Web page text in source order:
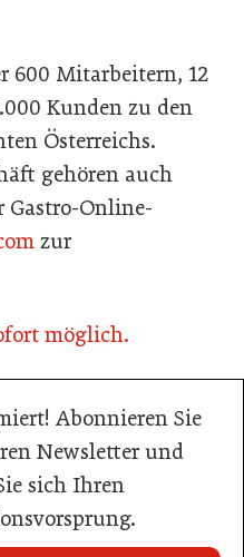
600 Mitarbeitern, 12
Kunden zu den
Österreichs.
gehören auch
Gastro-Online-
zur
möglich.
Abonnieren Sie
Newsletter und
sich Ihren